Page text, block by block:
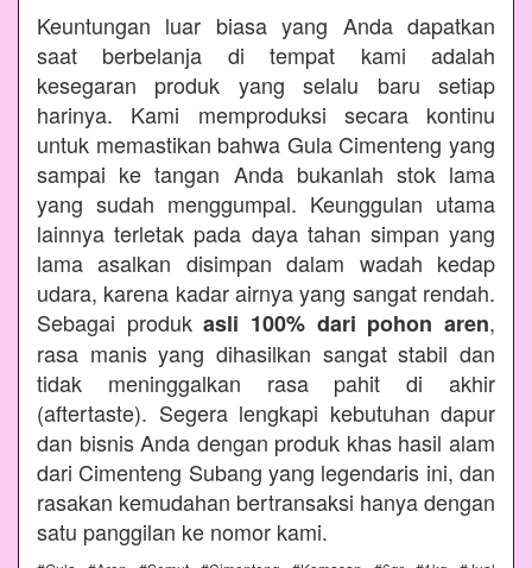
Keuntungan luar biasa yang Anda dapatkan
saat berbelanja di tempat kami adalah
kesegaran produk yang selalu baru setiap
harinya. Kami memproduksi secara kontinu
untuk memastikan bahwa Gula Cimenteng yang
sampai ke tangan Anda bukanlah stok lama
yang sudah menggumpal. Keunggulan utama
lainnya terletak pada daya tahan simpan yang
lama asalkan disimpan dalam wadah kedap
udara, karena kadar airnya yang sangat rendah.
Sebagai produkasli 100% dari pohon aren,
rasa manis yang dihasilkan sangat stabil dan
tidak meninggalkan rasa pahit di akhir
(aftertaste). Segera lengkapi kebutuhan dapur
dan bisnis Anda dengan produk khas hasil alam
dari Cimenteng Subang yang legendaris ini, dan
rasakan kemudahan bertransaksi hanya dengan
satu panggilan ke nomor kami.